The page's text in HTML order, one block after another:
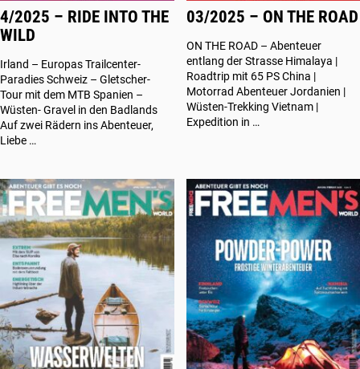
4/2025 – RIDE INTO THE
WILD
Irland – Europas Trailcenter-
Paradies Schweiz – Gletscher-
Tour mit dem MTB Spanien –
Wüsten- Gravel in den Badlands
Auf zwei Rädern ins Abenteuer,
Liebe …
03/2025 – ON THE ROAD
ON THE ROAD – Abenteuer
entlang der Strasse Himalaya |
Roadtrip mit 65 PS China |
Motorrad Abenteuer Jordanien |
Wüsten-Trekking Vietnam |
Expedition in …